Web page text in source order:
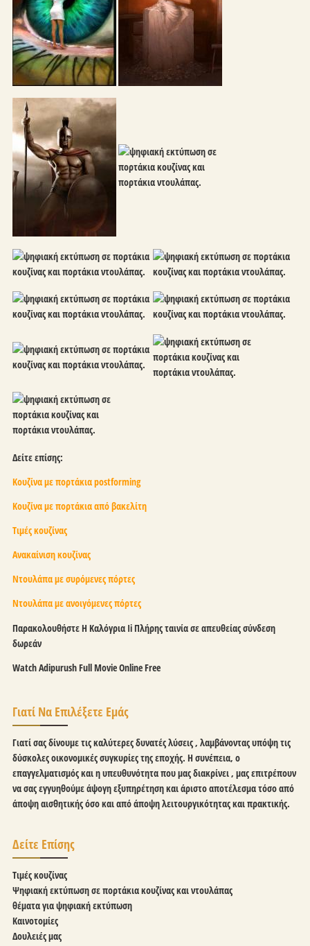
Δείτε επίσης:
Κουζίνα με πορτάκια postforming
Κουζίνα με πορτάκια από βακελίτη
Τιμές κουζίνας
Ανακαίνιση κουζίνας
Ντουλάπα με συρόμενες πόρτες
Ντουλάπα με ανοιγόμενες πόρτες
Παρακολουθήστε Η Καλόγρια Ii Πλήρης ταινία σε απευθείας σύνδεση
δωρεάν
Watch Adipurush Full Movie Online Free
Γιατί Να Επιλέξετε Εμάς
Γιατί σας δίνουμε τις καλύτερες δυνατές λύσεις , λαμβάνοντας υπόψη τις
δύσκολες οικονομικές συγκυρίες της εποχής. Η συνέπεια, ο
επαγγελματισμός και η υπευθυνότητα που μας διακρίνει , μας επιτρέπουν
να σας εγγυηθούμε άψογη εξυπηρέτηση και άριστο αποτέλεσμα τόσο από
άποψη αισθητικής όσο και από άποψη λειτουργικότητας και πρακτικής.
Δείτε Επίσης
Τιμές κουζίνας
Ψηφιακή εκτύπωση σε πορτάκια κουζίνας και ντουλάπας
θέματα για ψηφιακή εκτύπωση
Καινοτομίες
Δουλειές μας